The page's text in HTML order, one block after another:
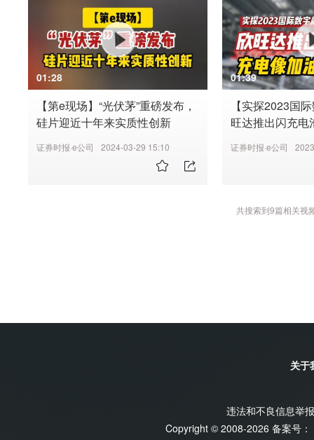
01:28
【第e现场】“光伏茅”重磅发布，
硅片迎近十年来实质性创新
证券时报·e公司 2024-03-29 15:10
01:39
【实探2023国
旺达推出闪充电
证券时报·e公司
共搜索到9篇相关视
关于
违法和不良信息举
Copyright © 2008-2026 备案号：